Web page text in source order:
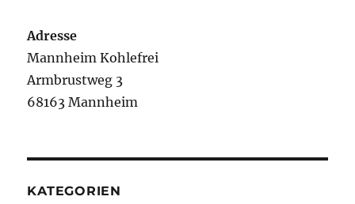
Adresse
Mannheim Kohlefrei
Armbrustweg 3
68163 Mannheim
KATEGORIEN